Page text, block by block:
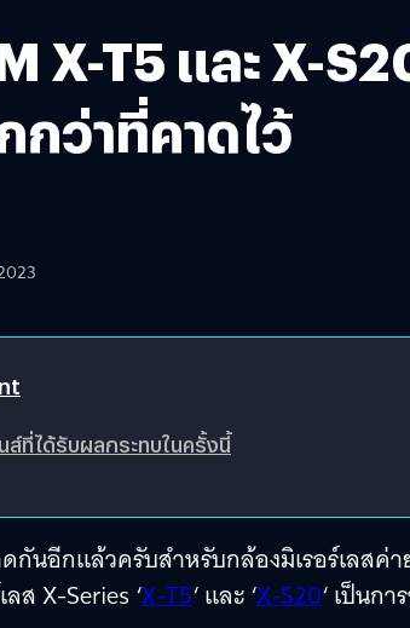
X-T5 และ X-
กว่าที่คาดไว้
ส์ที่ได้รับผลกระทบในครั้งนี้
กันอีกแล้วครับสำหรับกล้องมิเรอร์เลสค่
ส X-Series ‘X-T5‘ และ ‘X-S20‘ เป็นก